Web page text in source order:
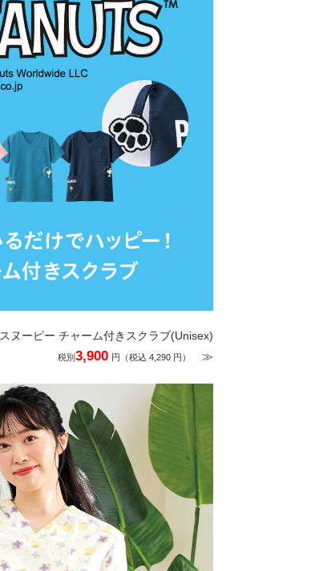
スヌーピー チャーム付きスクラブ(Unisex)
税別3,900 円（税込 4,290 円） ≫